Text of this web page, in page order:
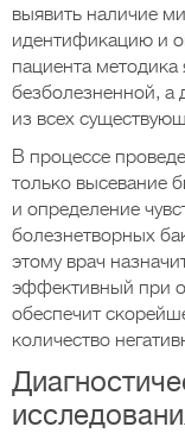
выявить наличие
идентификацию и
пациента
безболезненной, а
из всех
В процессе
только высевание
и определение
болезнетворных
этому врач
эффективный при
обеспечит
количество